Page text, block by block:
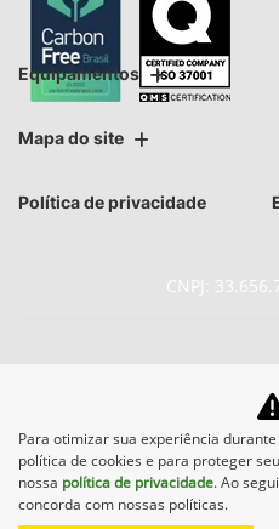
Equipamentos
Mapa do site
Política de privacidade
CNPJ:
No trânsito, enxergar
salva vidas.
Para otimizar sua experiência
política de cookies e para proteger
nossa política de privacidade. Ao
concorda com nossas políticas.